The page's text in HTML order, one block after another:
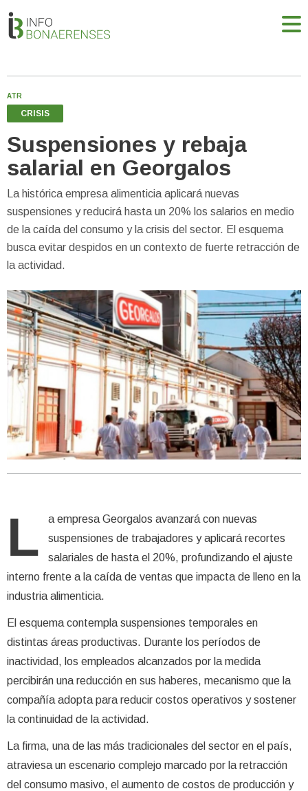
ATR
CRISIS
Suspensiones y rebaja
salarial en Georgalos
La histórica empresa alimenticia aplicará nuevas
suspensiones y reducirá hasta un 20% los salarios en medio
de la caída del consumo y la crisis del sector. El esquema
busca evitar despidos en un contexto de fuerte retracción de
la actividad.
L
a empresa Georgalos avanzará con nuevas
suspensiones de trabajadores y aplicará recortes
salariales de hasta el 20%, profundizando el ajuste
interno frente a la caída de ventas que impacta de lleno en la
industria alimenticia.
El esquema contempla suspensiones temporales en
distintas áreas productivas. Durante los períodos de
inactividad, los empleados alcanzados por la medida
percibirán una reducción en sus haberes, mecanismo que la
compañía adopta para reducir costos operativos y sostener
la continuidad de la actividad.
La firma, una de las más tradicionales del sector en el país,
atraviesa un escenario complejo marcado por la retracción
del consumo masivo, el aumento de costos de producción y